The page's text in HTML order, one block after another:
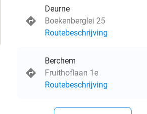
Deurne
Boekenberglei 25
Routebeschrijving
Berchem
Fruithoflaan 1e
Routebeschrijving